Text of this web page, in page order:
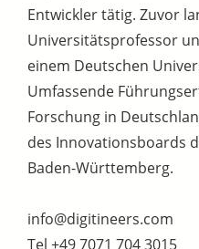
Entwickler tätig. Zuvor
Universitätsprofessor
einem Deutschen
Umfassende
Forschung in
des Innovationsboards
Baden-Württemberg.
info@digitineers.com
Tel +49 7071 704 3015